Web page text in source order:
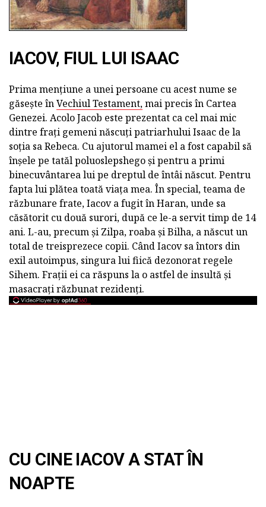
IACOV, FIUL LUI ISAAC
Prima mențiune a unei persoane cu acest nume se
găsește înVechiul Testament,mai precis în Cartea
Genezei. Acolo Jacob este prezentat ca cel mai mic
dintre frați gemeni născuți patriarhului Isaac de la
soția sa Rebeca. Cu ajutorul mamei el a fost capabil să
înșele pe tatăl poluoslepshego și pentru a primi
binecuvântarea lui pe dreptul de întâi născut. Pentru
fapta lui plătea toată viața mea. În special, teama de
răzbunare frate, Iacov a fugit în Haran, unde sa
căsătorit cu două surori, după ce le-a servit timp de 14
ani. L-au, precum și Zilpa, roaba și Bilha, a născut un
total de treisprezece copii. Când Iacov sa întors din
exil autoimpus, singura lui fiică dezonorat regele
Sihem. Frații ei ca răspuns la o astfel de insultă și
masacrați răzbunat rezidenți.
CU CINE IACOV A STAT ÎN
NOAPTE